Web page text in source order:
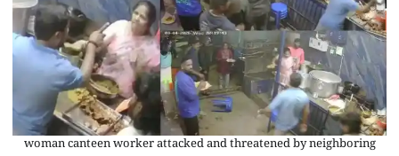
woman canteen worker attacked and threatened by neighboring